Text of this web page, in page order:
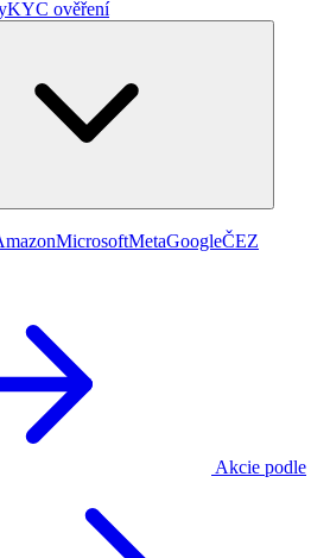
KYC ověření
MicrosoftMetaGoogleČEZ
Akcie podle